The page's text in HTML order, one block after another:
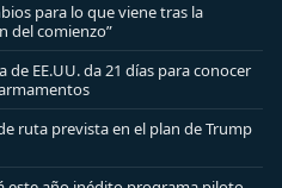
para lo que viene tras la
del comienzo”
de EE.UU. da 21 días para conocer
ruta prevista en el plan de Trump